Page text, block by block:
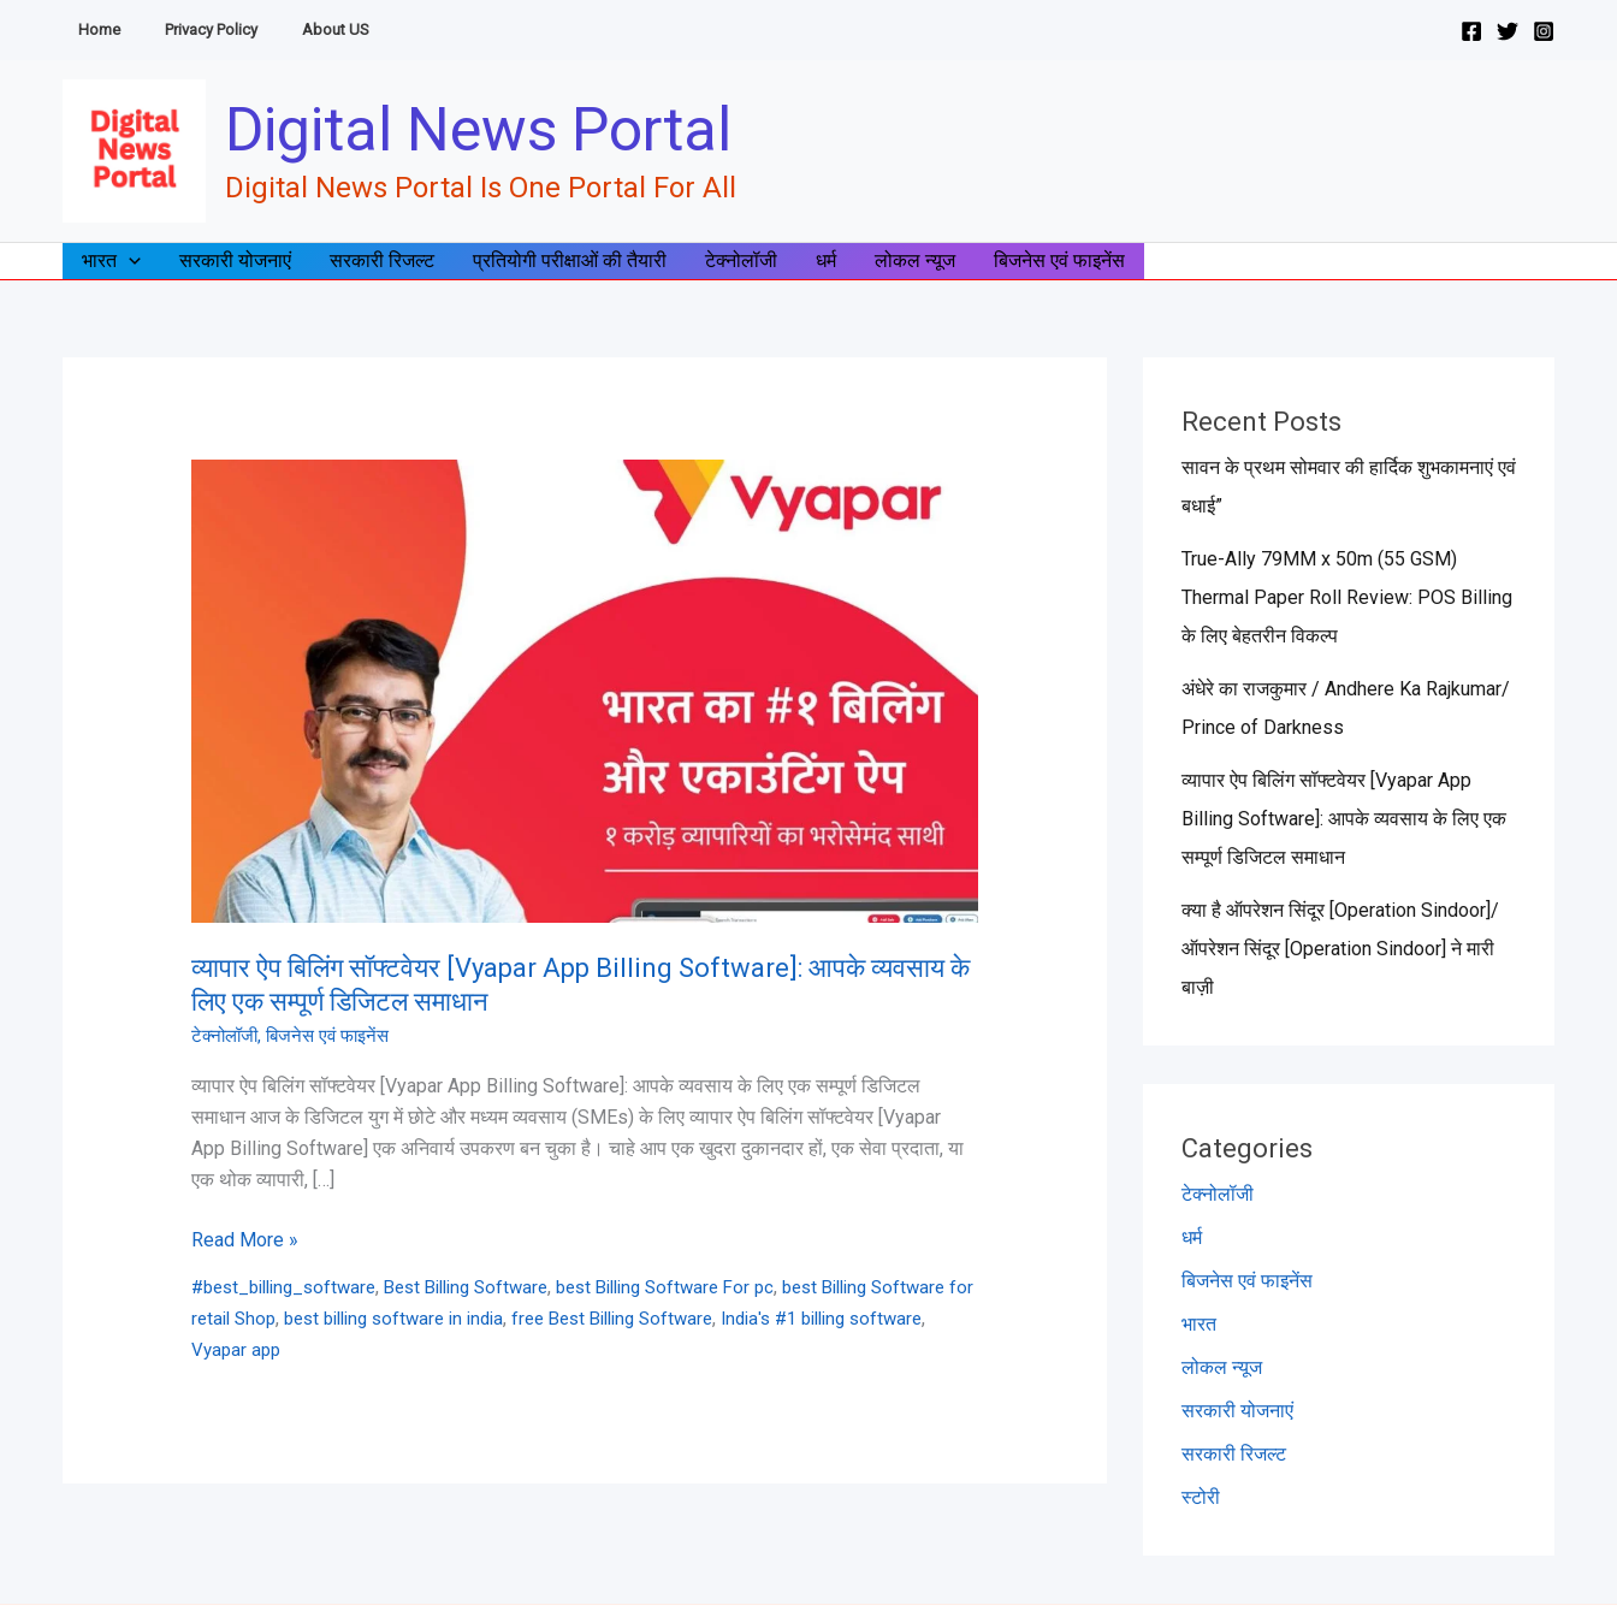
Home Privacy Policy About US
Digital News Portal
Digital News Portal Is One Portal For All
भारत सरकारी योजनाएं सरकारी रिजल्ट प्रतियोगी परीक्षाओं की तैयारी टेक्नोलॉजी धर्म लोकल न्यूज बिजनेस एवं फाइनेंस
व्यापार ऐप बिलिंग सॉफ्टवेयर [Vyapar App Billing Software]: आपके व्यवसाय के
लिए एक सम्पूर्ण डिजिटल समाधान
टेक्नोलॉजी,बिजनेस एवं फाइनेंस
व्यापार ऐप बिलिंग सॉफ्टवेयर [Vyapar App Billing Software]: आपके व्यवसाय के लिए एक सम्पूर्ण डिजिटल
समाधान आज के डिजिटल युग में छोटे और मध्यम व्यवसाय (SMEs) के लिए व्यापार ऐप बिलिंग सॉफ्टवेयर [Vyapar
App Billing Software] एक अनिवार्य उपकरण बन चुका है। चाहे आप एक खुदरा दुकानदार हों, एक सेवा प्रदाता, या
एक थोक व्यापारी, […]
सम्पूर्ण
डिजिटल
Read More »
#best_billing_software, Best Billing Software, best Billing Software For pc, best Billing Software for
retail Shop, best billing software in india, free Best Billing Software, India's #1 billing software,
Vyapar app
Recent Posts
सावन के प्रथम सोमवार की हार्दिक शुभकामनाएं एवं
बधाई”
True-Ally 79MM x 50m (55 GSM)
Thermal Paper Roll Review: POS Billing
के लिए बेहतरीन विकल्प
अंधेरे का राजकुमार / Andhere Ka Rajkumar/
Prince of Darkness
व्यापार ऐप बिलिंग सॉफ्टवेयर [Vyapar App
Billing Software]: आपके व्यवसाय के लिए एक
सम्पूर्ण डिजिटल समाधान
क्या है ऑपरेशन सिंदूर [Operation Sindoor]/
ऑपरेशन सिंदूर [Operation Sindoor] ने मारी
बाज़ी
Categories
टेक्नोलॉजी
धर्म
बिजनेस एवं फाइनेंस
भारत
लोकल न्यूज
सरकारी योजनाएं
सरकारी रिजल्ट
स्टोरी